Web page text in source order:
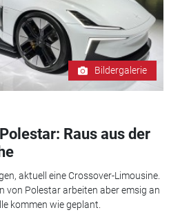
Bildergalerie
Raus aus der
aktuell eine Crossover-Limousine.
von Polestar arbeiten aber emsig an
kommen wie geplant.